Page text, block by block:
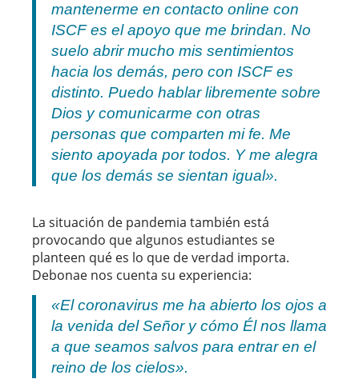
mantenerme en contacto online con
ISCF es el apoyo que me brindan. No
suelo abrir mucho mis sentimientos
hacia los demás, pero con ISCF es
distinto. Puedo hablar libremente sobre
Dios y comunicarme con otras
personas que comparten mi fe. Me
siento apoyada por todos. Y me alegra
que los demás se sientan igual».
La situación de pandemia también está
provocando que algunos estudiantes se
planteen qué es lo que de verdad importa.
Debonae nos cuenta su experiencia:
«El coronavirus me ha abierto los ojos a
la venida del Señor y cómo Él nos llama
a que seamos salvos para entrar en el
reino de los cielos».